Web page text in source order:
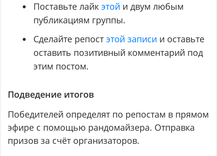
Поставьте лайкэтой и двум любым
публикациям группы.
Сделайте репостэтой записи и оставьте
оставить позитивный комментарий под
этим постом.
Подведение итогов
Победителей определят по репостам в прямом
эфире с помощью рандомайзера. Отправка
призов за счёт организаторов.